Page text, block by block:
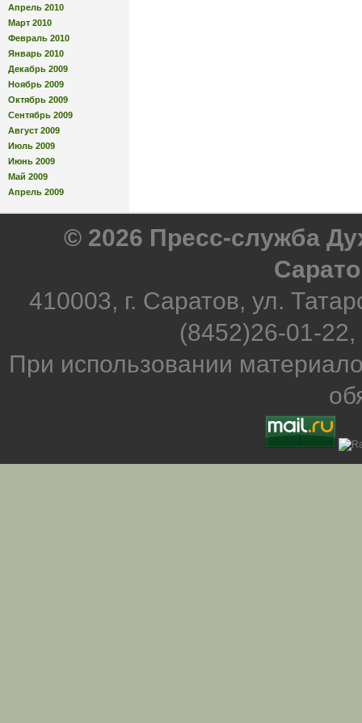
Апрель 2010
Март 2010
Февраль 2010
Январь 2010
Декабрь 2009
Ноябрь 2009
Октябрь 2009
Сентябрь 2009
Август 2009
Июль 2009
Июнь 2009
Май 2009
Апрель 2009
© 2026 Пресс-служба
410003, г. Саратов, ул.
(8452)26-01-
При использовании